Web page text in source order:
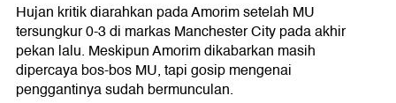
Hujan kritik diarahkan pada Amorim setelah MU
tersungkur 0-3 di markas Manchester City pada akhir
pekan lalu. Meskipun Amorim dikabarkan masih
dipercaya bos-bos MU, tapi gosip mengenai
penggantinya sudah bermunculan.